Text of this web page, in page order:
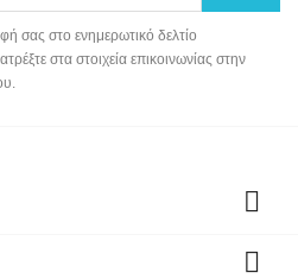
σας στο ενημερωτικό δελτίο
στα στοιχεία επικοινωνίας στην

